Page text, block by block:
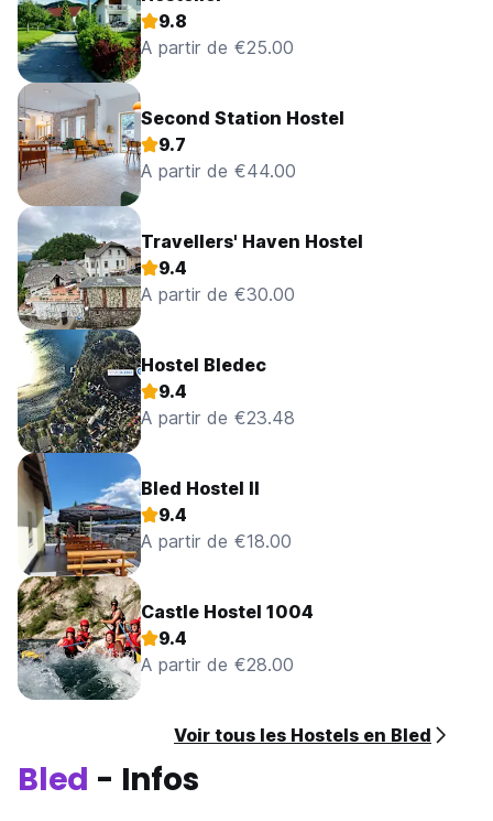
9.8
A partir de €25.00
Second Station Hostel
9.7
A partir de €44.00
Travellers' Haven Hostel
9.4
A partir de €30.00
Hostel Bledec
9.4
A partir de €23.48
Bled Hostel II
9.4
A partir de €18.00
Castle Hostel 1004
9.4
A partir de €28.00
Voir tous les Hostels en Bled
Bled - Infos